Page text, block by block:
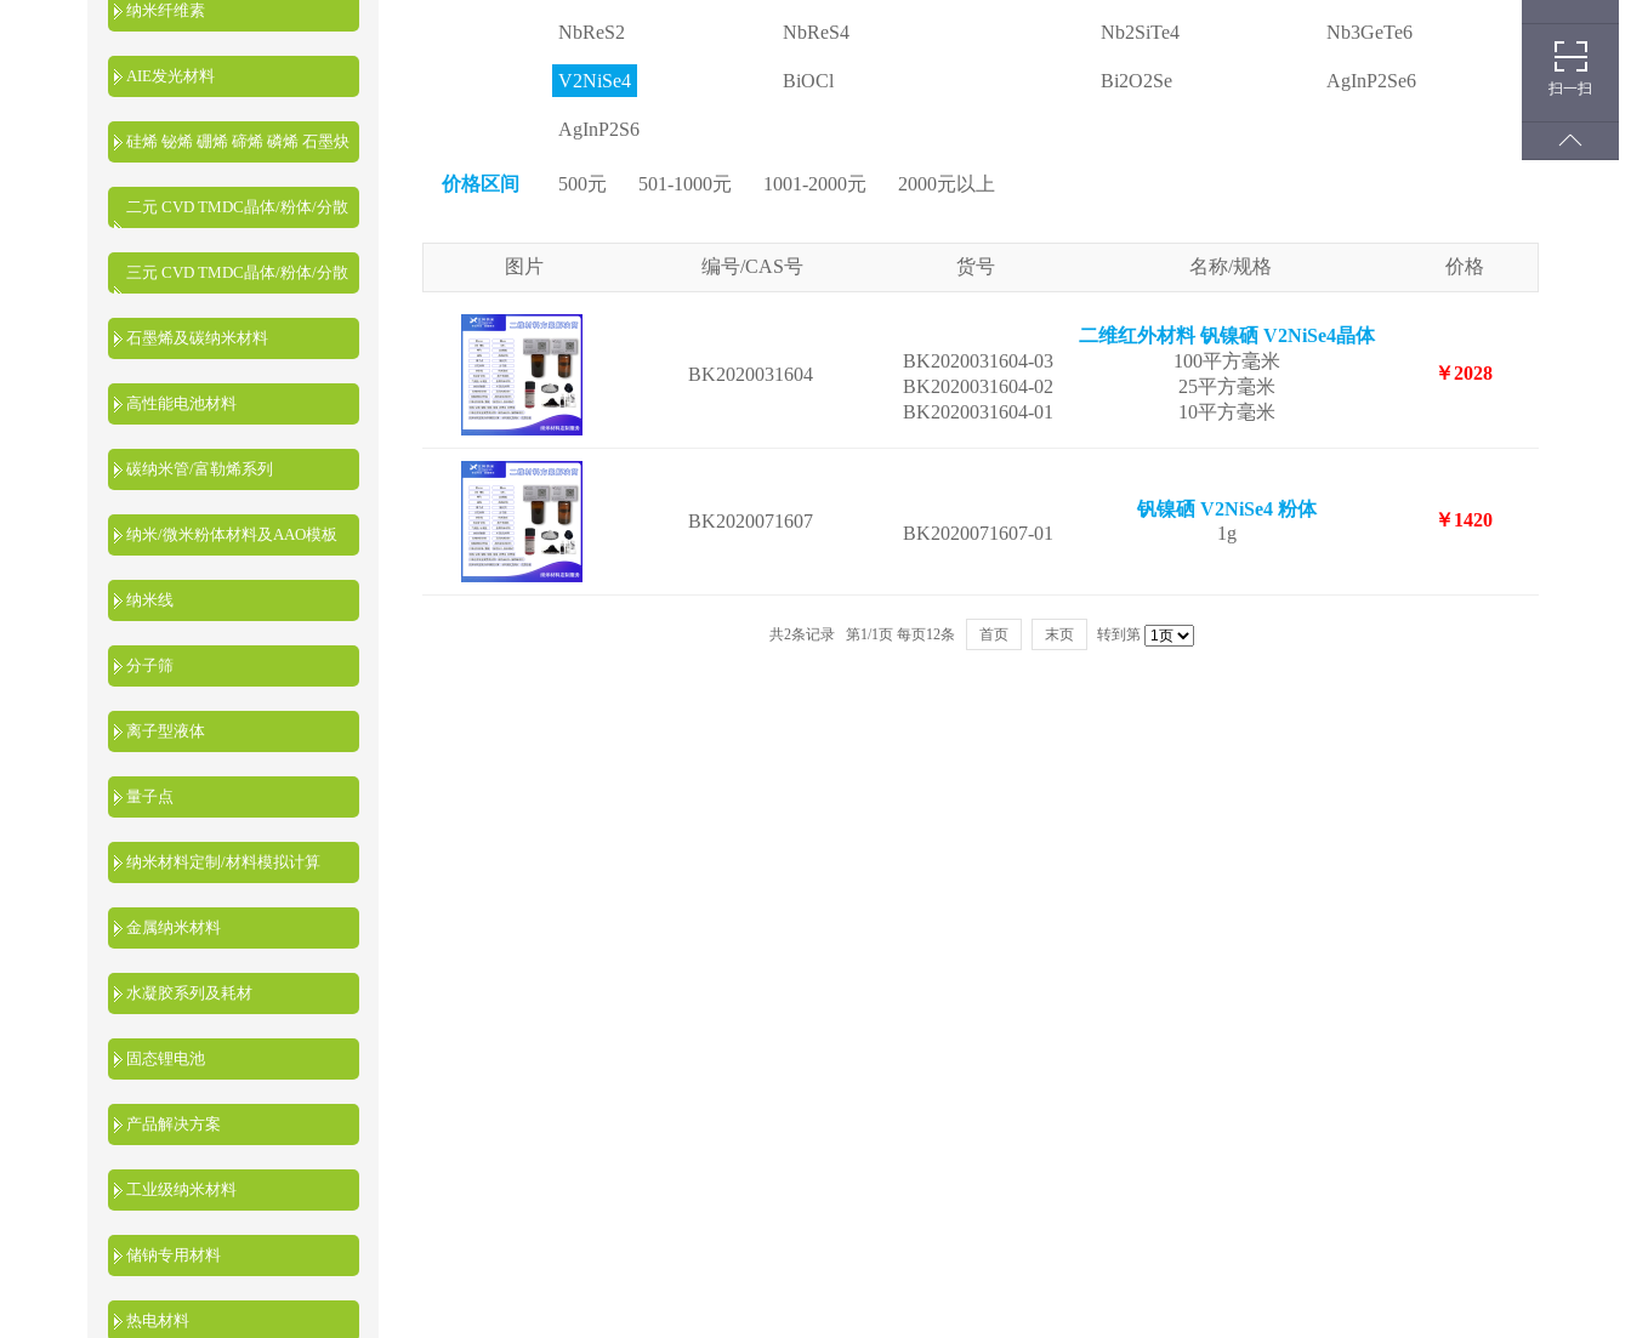
纳米纤维素
AIE发光材料
硅烯 铋烯 硼烯 碲烯 磷烯 石墨炔
二元 CVD TMDC晶体/粉体/分散
液
三元 CVD TMDC晶体/粉体/分散
液
石墨烯及碳纳米材料
高性能电池材料
碳纳米管/富勒烯系列
纳米/微米粉体材料及AAO模板
纳米线
分子筛
离子型液体
量子点
纳米材料定制/材料模拟计算
金属纳米材料
水凝胶系列及耗材
固态锂电池
产品解决方案
工业级纳米材料
储钠专用材料
热电材料
NbReS2 NbReS4 Nb2SiTe4 Nb3GeTe6
V2NiSe4 BiOCl Bi2O2Se AgInP2Se6
AgInP2S6
价格区间 500元 501-1000元 1001-2000元 2000元以上
图片 编号/CAS号 货号 名称/规格 价格
BK2020031604
二维红外材料 钒镍硒 V2NiSe4晶体
BK2020031604-03
100平方毫米
BK2020031604-02
25平方毫米
BK2020031604-01
10平方毫米
￥2028
BK2020071607
钒镍硒 V2NiSe4 粉体
BK2020071607-01
1g
￥1420
共2条记录 第1/1页 每页12条 首页 末页 转到第
扫一扫